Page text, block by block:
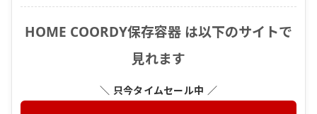
HOME COORDY保存容器 は以下のサイトで
見れます
＼ 只今タイムセール中 ／